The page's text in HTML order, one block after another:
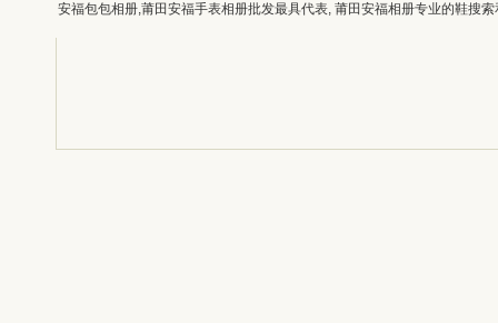
安福包包相册,莆田安福手表相册批发最具代表, 莆田安福相册专业的鞋搜